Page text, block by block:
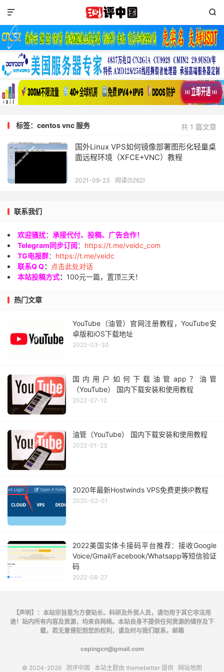


共 1 篇文章
标签：centos vnc 服务
国外Linux VPS如何镜像部署图形化轻量桌
面远程环境（XFCE+VNC）教程
2021-09-23 阅读(5262)
联系我们
欢迎骚扰：承接代付、投稿、广告合作！
Telegram同步订阅： https://t.me/veidc_com
TG电报群： https://t.me/veidc
联系Q Q：
点击此处对话
本站投稿方式： 100元一篇，置顶三天！
热门文章
YouTube（油管）官网注册教程，YouTube安
卓版和iOS下载地址
2022-03-30
国内用户如何下载油管app？油管
（YouTube） 国内下载安装和使用教程
2022-07-12
油管（YouTube） 国内下载安装和使用教程
2022-01-23
2020年最新Hostwinds VPS免费更换IP教程
2020-02-01
2022美国实体卡接码平台推荐：接收Google
Voice/Gmail/Facebook/Whatsapp等短信验证
码
2022-08-27
【声明】：本站宗旨是为方便站长、科研及外贸人员，请勿用于其它非法用
途！站内所有内容及资源，均来自网络。本站自身不提供任何资源的储存及下
载，若无意侵犯到您的权利，请及时与我们联系，邮箱
cepingcn@gmail.com
© 2024-2026 测评中国 本站主题由 themebetter 提供 网站地图